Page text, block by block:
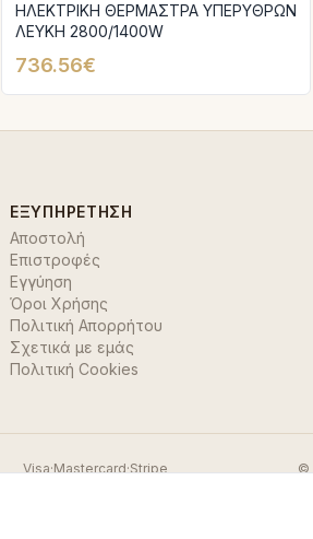
ΗΛΕΚΤΡΙΚΗ ΘΕΡΜΑΣΤΡΑ ΥΠΕΡΥΘΡΩΝ
ΛΕΥΚΗ 2800/1400W
736.56€
ΕΞΥΠΗΡΈΤΗΣΗ
Αποστολή
Επιστροφές
Εγγύηση
Όροι Χρήσης
Πολιτική Απορρήτου
Σχετικά με εμάς
Πολιτική Cookies
Visa·Mastercard·Stripe ©